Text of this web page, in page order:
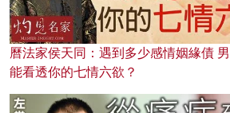
曆法家侯天同：遇到多少感情姻緣債
能看透你的七情六欲？